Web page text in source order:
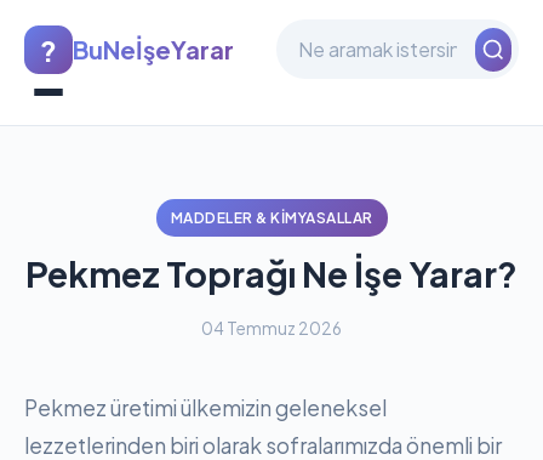
? BuNeİşeYarar
MADDELER & KIMYASALLAR
Pekmez Toprağı Ne İşe Yarar?
04 Temmuz 2026
Pekmez üretimi ülkemizin geleneksel
lezzetlerinden biri olarak sofralarımızda önemli bir